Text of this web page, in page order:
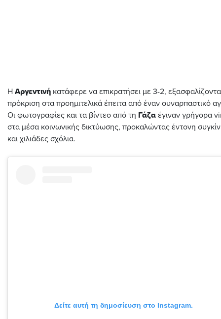
Η Αργεντινή κατάφερε να επικρατήσει με 3-2,
πρόκριση στα προημιτελικά έπειτα από έναν συναρπαστικό
Οι φωτογραφίες και τα βίντεο από τη Γάζα έγιναν γρήγορα
στα μέσα κοινωνικής δικτύωσης, προκαλώντας έντονη
και χιλιάδες σχόλια.
Δείτε αυτή τη δημοσίευση στο Instagram.